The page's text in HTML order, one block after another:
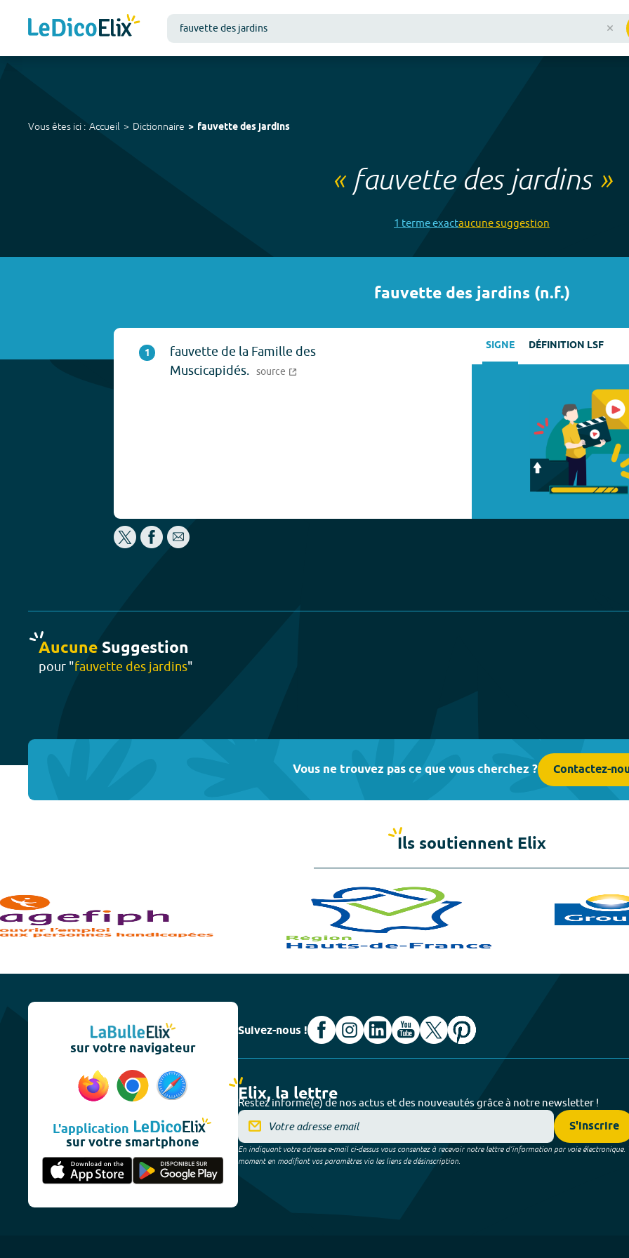
Vous êtes ici : Accueil Dictionnaire fauvette des jardins
« fauvette des jardins»
1 termeexactaucunesuggestion
fauvette des jardins(n.f.)
1
fauvette de la Famille des
Muscicapidés. source
SIGNE DÉFINITION LSF
Aucune Suggestion
pour "fauvette des jardins"
Vous ne trouvez pas ce que vous cherchez ? Contactez-
Ils soutiennent Elix
sur votre navigateur
L'application
sur votre smartphone
Suivez-nous !
Elix, la lettre
Restez informé(e) de nos actus et des nouveautés grâce à notre newsletter !
S'inscrire
En indiquant votre adresse e-mail ci-dessus vous consentez à recevoir notre lettre d’information par voie électronique.
moment en modifiant vos paramètres via les liens de désinscription.